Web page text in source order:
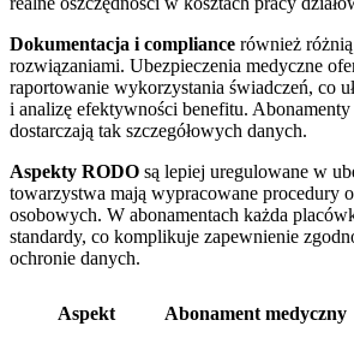
Dokumentacja i compliance również
rozwiązaniami. Ubezpieczenia medyczne
raportowanie wykorzystania świadczeń, co
i analizę efektywności benefitu. Abonamenty
dostarczają tak szczegółowych danych.
Aspekty RODO są lepiej uregulowane w
towarzystwa mają wypracowane procedury
osobowych. W abonamentach każda
standardy, co komplikuje zapewnienie
ochronie danych.
Aspekt Abonament medyczny